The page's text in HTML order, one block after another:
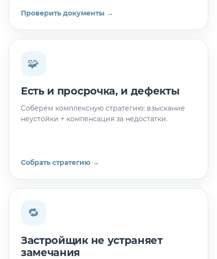
Проверить документы →
🧩
Есть и просрочка, и дефекты
Соберём комплексную стратегию: взыскание
неустойки + компенсация за недостатки.
Собрать стратегию →
🔁
Застройщик не устраняет
замечания